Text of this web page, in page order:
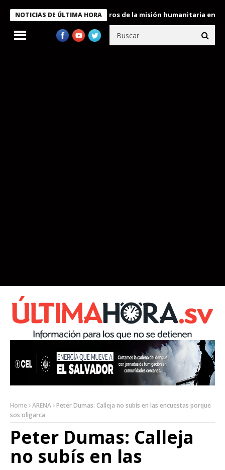
NOTICIAS DE ÚLTIMA HORA
condecora a miembros de la misión humanitaria enviada a
Home ARENA Peter Dumas: Calleja no subís en las encuestas porque
sos oligarca
Peter Dumas: Calleja
no subís en las